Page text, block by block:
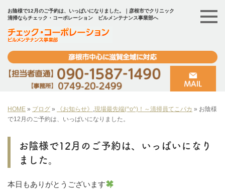
お陰様で12月のご予約は、いっぱいになりました。｜彦根市でクリニック
清掃ならチェック・コーポレーション ビルメンテナンス事業部へ
HOME » ブログ » 《お知らせ》 ,現場最先端(^o^)！～清掃員てこパカ » お陰様
で12月のご予約は、いっぱいになりました。
お陰様で12月のご予約は、いっぱいになり
ました。
本日もありがとうございます